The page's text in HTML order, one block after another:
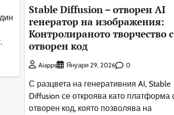
Stable Diffusion – отворен AI
генератор на изображения:
Контролираното творчество с
отворен код
Aiapps Януари 29, 2026 0
С разцвета на генеративния AI, Stable
Diffusion се откроява като платформа
отворен код, която позволява на